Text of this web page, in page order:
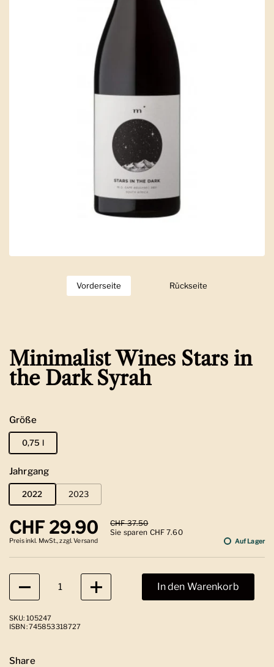
Zeige Folie 1
Vorderseite Zeige Folie 2
Rückseite
Minimalist Wines Stars in
the Dark Syrah
Größe
0,75 l
Jahrgang
2022 2023
Regulärer Preis
CHF 29.90 Sale-Preis
CHF 37.50
Sie sparen CHF 7.60
Preis inkl. MwSt., zzgl. Versand Auf Lager
Anzahl
In den Warenkorb
SKU: 105247
ISBN: 745853318727
Share